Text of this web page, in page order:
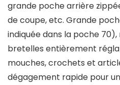
grande poche arrière
de coupe, etc. Grande
indiquée dans la poche
bretelles entièrement
mouches, crochets et
dégagement rapide pour